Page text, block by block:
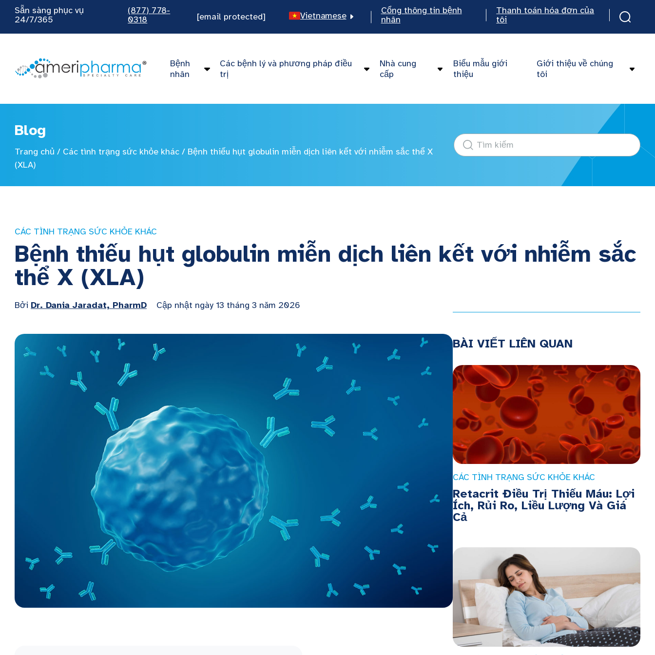
Sẵn sàng phục vụ
24/7/365
(877) 778-
0318
[email protected] Vietnamese
Chinese
Cổng thông tin bệnh
nhân
Thanh toán hóa đơn của
tôi
Bệnh
nhân
Các bệnh lý và phương pháp điều
trị
Nhà cung
cấp
Biểu mẫu giới
thiệu
Giới thiệu về chúng
tôi
Blog
Trang chủ / Các tình trạng sức khỏe khác / Bệnh thiếu hụt globulin miễn dịch liên kết với nhiễm sắc thể X
(XLA)
CÁC TÌNH TRẠNG SỨC KHỎE KHÁC
Bệnh thiếu hụt globulin miễn dịch liên kết với nhiễm sắc
thể X (XLA)
Bởi Dr. Dania Jaradat, PharmD Cập nhật ngày 13 tháng 3 năm 2026
BÀI VIẾT LIÊN QUAN
CÁC TÌNH TRẠNG SỨC KHỎE KHÁC
Retacrit Điều Trị Thiếu Máu: Lợi
Ích, Rủi Ro, Liều Lượng Và Giá
Cả